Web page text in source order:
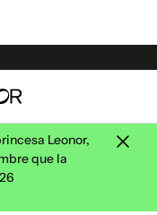
Leonor,
que la